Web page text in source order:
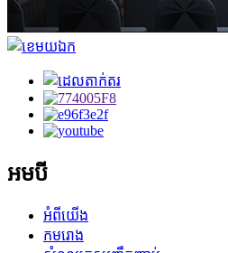
អមបី
អំពីយើង
កមរោង